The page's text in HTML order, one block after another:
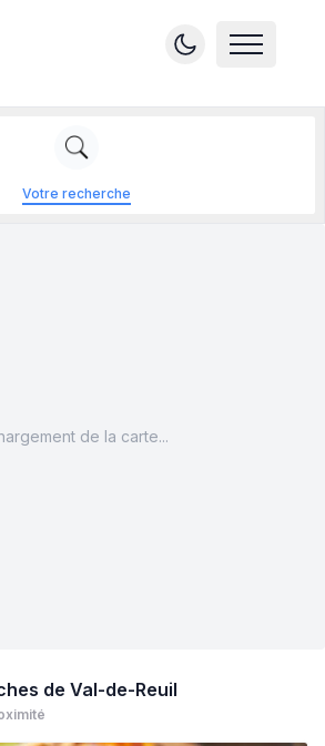
Votre recherche
de Val-de-Reuil
de la carte...